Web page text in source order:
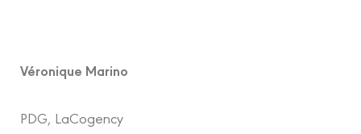
Véronique Marino
PDG, LaCogency